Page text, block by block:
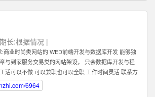
长:根据情况 |
商业时尚类网站的 WED前端开发与数据库开发 能够独
与到家服务交易类的网站架设， 只会数据库开发与程
活可以不做 可以兼职也可以全职 工作时间灵活 联系方
新区-全运路 详细地址：沈中大街28号
6964